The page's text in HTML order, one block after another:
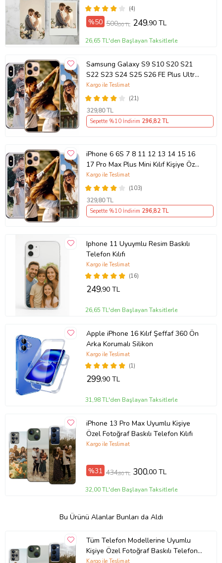
(4)
%50 500,00 TL 249,90 TL
26,65 TL'den Başlayan Taksitlerle
Samsung Galaxy S9 S10 S20 S21
S22 S23 S24 S25 S26 FE Plus Ultra
Kılıf Kişiye Özel Resimli Fotoğraflı
Silikon
(21)
Kargo ile Teslimat
329,80 TL
Sepette %10 İndirim 296,82 TL
iPhone 6 6S 7 8 11 12 13 14 15 16
17 Pro Max Plus Mini Kılıf Kişiye Özel
Resimli Fotoğraflı Silikon
(103)
Kargo ile Teslimat
329,80 TL
Sepette %10 İndirim 296,82 TL
Iphone 11 Uyuymlu Resim Baskılı
Telefon Kılıfı
(16)
Kargo ile Teslimat
249,90 TL
26,65 TL'den Başlayan Taksitlerle
Apple iPhone 16 Kılıf Şeffaf 360 Ön
Arka Korumalı Silikon
(1)
Kargo ile Teslimat
299,90 TL
31,98 TL'den Başlayan Taksitlerle
iPhone 13 Pro Max Uyumlu Kişiye
Özel Fotoğraf Baskılı Telefon Kılıfı
Kargo ile Teslimat
%31 434,80 TL 300,00 TL
32,00 TL'den Başlayan Taksitlerle
Bu Ürünü Alanlar Bunları da Aldı
Tüm Telefon Modellerine Uyumlu
Kişiye Özel Fotoğraf Baskılı Telefon
Kargo ile Teslimat